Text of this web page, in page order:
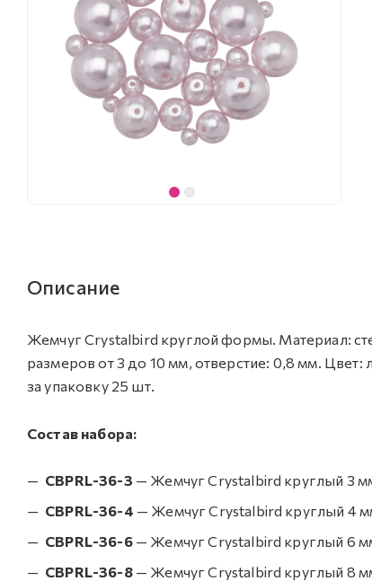
Описание
Жемчуг Crystalbird круглой формы. Материал:
размеров от 3 до 10 мм, отверстие: 0,8 мм.
за упаковку 25 шт.
Состав набора:
CBPRL-36-3 — Жемчуг Crystalbird круглый 3
CBPRL-36-4 — Жемчуг Crystalbird круглый 4
CBPRL-36-6— Жемчуг Crystalbird круглый 6
CBPRL-36-8— Жемчуг Crystalbird круглый 8